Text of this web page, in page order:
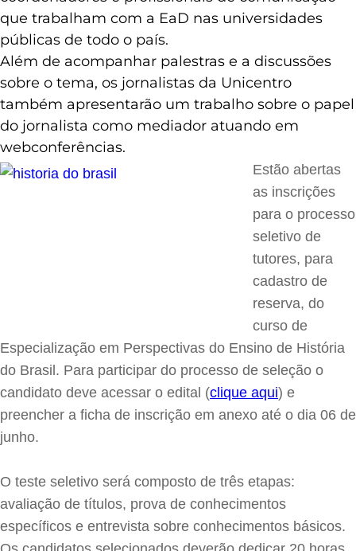
que trabalham com a EaD nas universidades
públicas de todo o país.
Além de acompanhar palestras e a discussões
sobre o tema, os jornalistas da Unicentro
também apresentarão um trabalho sobre o papel
do jornalista como mediador atuando em
webconferências.
Estão abertas
as inscrições
para o processo
seletivo de
tutores, para
cadastro de
reserva, do
curso de
Especialização em Perspectivas do Ensino de História
do Brasil. Para participar do processo de seleção o
candidato deve acessar o edital (clique aqui) e
preencher a ficha de inscrição em anexo até o dia 06 de
junho.
O teste seletivo será composto de três etapas:
avaliação de títulos, prova de conhecimentos
específicos e entrevista sobre conhecimentos básicos.